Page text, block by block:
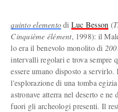
quinto elementodi Luc Besson (
Cinquième élément, 1998): il
lo era il benevolo monolito di
intervalli regolari e trova sempre
essere umano disposto a
l'esplorazione di una tomba
astronave atterra nel deserto e
fuori gli archeologi presenti. Il